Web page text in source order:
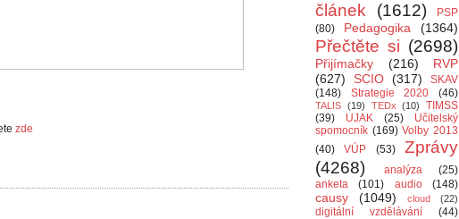
zde
článek
(1612)
PSP
(80)
Pedagogika (1364)
Přečtěte si (2698)
Přijímačky (216)
RVP
(627)
SCIO (317)
SKAV
(148)
Strategie 2020 (46)
TALIS (19) TEDx (10)
TIMSS
(39)
UJAK (25)
Učitelský
spomocník (169) Volby 2013
(40)
VÚP (53)
Zprávy
(4268)
analýza
(25)
anketa
(101) audio (148)
causy (1049) cloud (22)
digitální vzdělávání
(44)